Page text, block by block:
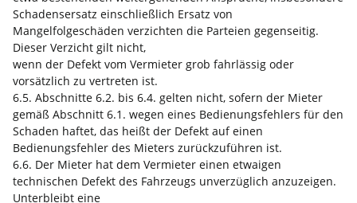
Schadensersatz einschließlich Ersatz von
Mangelfolgeschäden verzichten die Parteien gegenseitig.
Dieser Verzicht gilt nicht,
wenn der Defekt vom Vermieter grob fahrlässig oder
vorsätzlich zu vertreten ist.
6.5. Abschnitte 6.2. bis 6.4. gelten nicht, sofern der Mieter
gemäß Abschnitt 6.1. wegen eines Bedienungsfehlers für den
Schaden haftet, das heißt der Defekt auf einen
Bedienungsfehler des Mieters zurückzuführen ist.
6.6. Der Mieter hat dem Vermieter einen etwaigen
technischen Defekt des Fahrzeugs unverzüglich anzuzeigen.
Unterbleibt eine